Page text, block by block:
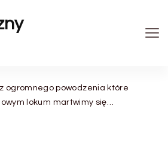
ogromnego powodzenia które
lokum martwimy się…